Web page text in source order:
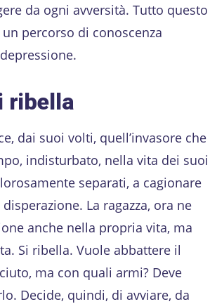
da ogni avversità. Tutto questo
un percorso di conoscenza
ribella
dai suoi volti, quell’invasore che
indisturbato, nella vita dei suoi
separati, a cagionare
La ragazza, ora ne
anche nella propria vita, ma
Si ribella. Vuole abbattere il
ma con quali armi? Deve
Decide, quindi, di avviare, da